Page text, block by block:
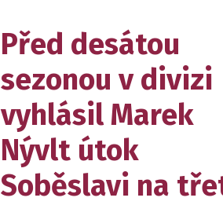
Před desátou
sezonou v divizi
vyhlásil Marek
Nývlt útok
Soběslavi na